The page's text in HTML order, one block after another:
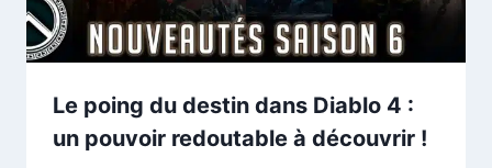
Le poing du destin dans Diablo 4 :
un pouvoir redoutable à découvrir !